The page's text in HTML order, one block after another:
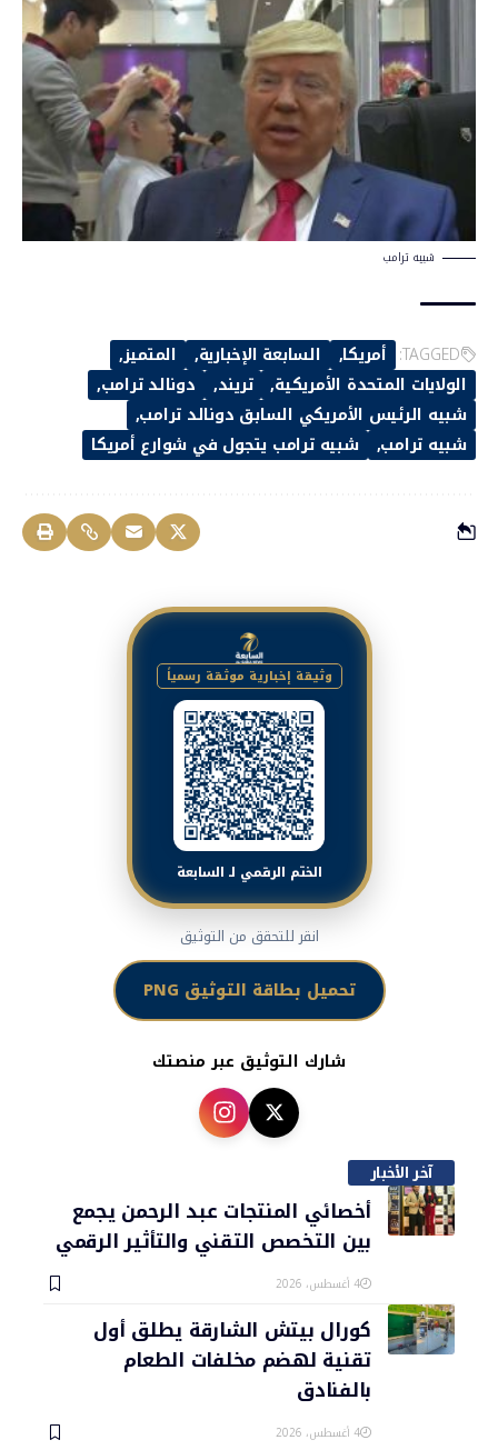
شبيه ترامب
TAGGED: أمريكا السابعة الإخبارية
المتميز
الولايات المتحدة الأمريكية
تريند
دونالد ترامب
شبيه الرئيس الأمريكي السابق دونالد ترامب
شبيه ترامب
شبيه ترامب يتجول في شوارع أمريكا
وثيقة إخبارية موثقة رسمياً
الختم الرقمي لـ السابعة
انقر للتحقق من التوثيق
تحميل بطاقة التوثيق PNG
شارك التوثيق عبر منصتك
آخر الأخبار
أخصائي المنتجات عبد الرحمن يجمع
بين التخصص التقني والتأثير الرقمي
4 أغسطس، 2026
كورال بيتش الشارقة يطلق أول
تقنية لهضم مخلفات الطعام
بالفنادق
4 أغسطس، 2026